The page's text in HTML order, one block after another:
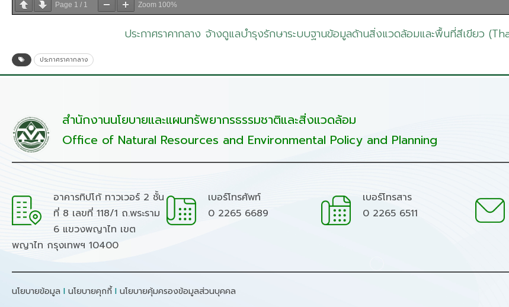
Page 1 / 1 Zoom 100%
ประกาศราคากลาง จ้างดูแลบำรุงรักษาระบบฐานข้อมูลด้านสิ่งแวดล้อมและพื้นที่สีเขียว
ประกาศราคากลาง
สำนักงานนโยบายและแผนทรัพยากรธรรมชาติและสิ่งแวดล้อม
Office of Natural Resources and Environmental Policy and Planning
อาคารทิปโก้ ทาวเวอร์ 2 ชั้น
ที่ 8 เลขที่ 118/1 ถ.พระราม
6 แขวงพญาไท เขต
พญาไท กรุงเทพฯ 10400
เบอร์โทรศัพท์
0 2265 6689
เบอร์โทรสาร
0 2265 6511
นโยบายข้อมูล I นโยบายคุกกี้ I นโยบายคุ้มครองข้อมูลส่วนบุคคล